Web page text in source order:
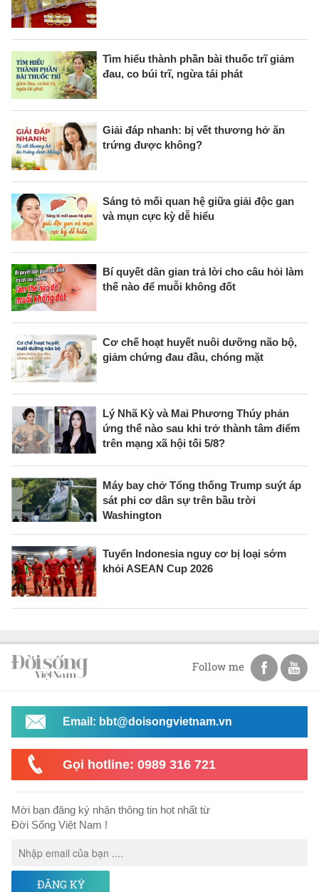
Tìm hiểu thành phần bài thuốc trĩ giảm
đau, co búi trĩ, ngừa tái phát
Giải đáp nhanh: bị vết thương hở ăn
trứng được không?
Sáng tỏ mối quan hệ giữa giải độc gan
và mụn cực kỳ dễ hiểu
Bí quyết dân gian trả lời cho câu hỏi làm
thế nào để muỗi không đốt
Cơ chế hoạt huyết nuôi dưỡng não bộ,
giảm chứng đau đầu, chóng mặt
Lý Nhã Kỳ và Mai Phương Thúy phản
ứng thế nào sau khi trở thành tâm điểm
trên mạng xã hội tối 5/8?
Máy bay chở Tổng thống Trump suýt áp
sát phi cơ dân sự trên bầu trời
Washington
Tuyển Indonesia nguy cơ bị loại sớm
khỏi ASEAN Cup 2026
Follow me
Email: bbt@doisongvietnam.vn
Gọi hotline: 0989 316 721
Mời bạn đăng ký nhận thông tin hot nhất từ
Đời Sống Việt Nam !
ĐĂNG KÝ